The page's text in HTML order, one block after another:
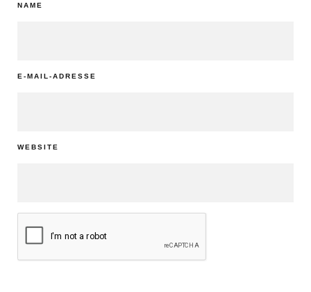
NAME
E-MAIL-ADRESSE
WEBSITE